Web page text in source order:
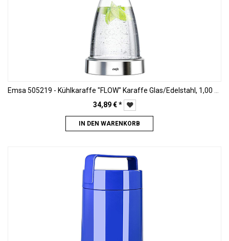
34,89€*
IN DEN WARENKORB